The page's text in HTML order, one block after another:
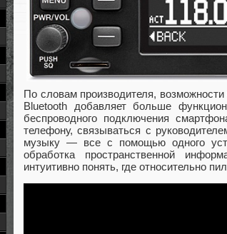
По словам производителя,
Bluetooth добавляет больше
беспроводного подключения
телефону, связываться с
музыку — все с помощью одного
обработка пространственной
интуитивно понять, где относительно